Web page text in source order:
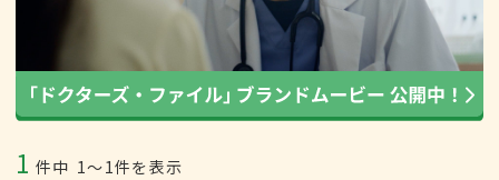
1 件中 1〜1件を表示